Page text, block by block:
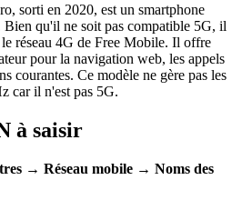
sorti en 2020, est un smartphone
qu'il ne soit pas compatible 5G, il
réseau 4G de Free Mobile. Il offre
pour la navigation web, les appels
courantes. Ce modèle ne gère pas les
car il n'est pas 5G.
à saisir
→ Réseau mobile → Noms des